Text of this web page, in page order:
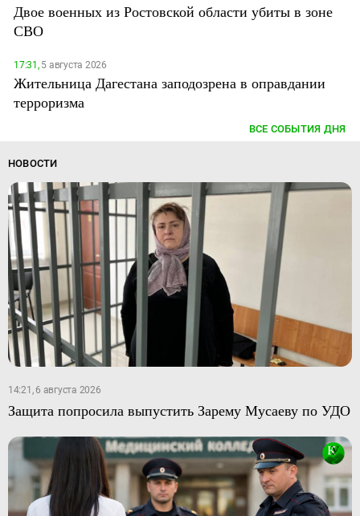
Двое военных из Ростовской области убиты в зоне
СВО
17:31,5 августа 2026
Жительница Дагестана заподозрена в оправдании
терроризма
ВСЕ СОБЫТИЯ ДНЯ
НОВОСТИ
14:21, 6 августа 2026
Защита попросила выпустить Зарему Мусаеву по УДО